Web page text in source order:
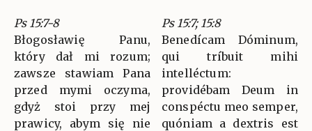
Ps 15:7-8
Błogosławię Panu,
który dał mi rozum;
zawsze stawiam Pana
przed mymi oczyma,
gdyż stoi przy mej
prawicy, abym się nie
Ps 15:7; 15:8
Benedícam Dóminum,
qui tríbuit mihi
intelléctum:
providébam Deum in
conspéctu meo semper,
quóniam a dextris est